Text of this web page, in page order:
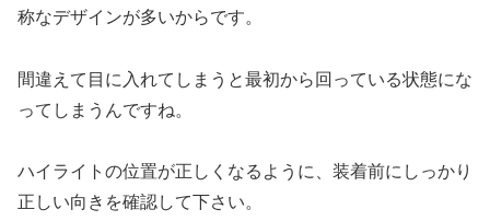
称なデザインが多いからです。
間違えて目に入れてしまうと最初から回っている状態にな
ってしまうんですね。
ハイライトの位置が正しくなるように、装着前にしっかり
正しい向きを確認して下さい。